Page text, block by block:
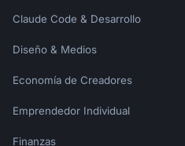
```
```typescript
  "update-context",
Claude Code & Desarrollo
Diseño & Medios
Economía de Creadores
Emprendedor Individual
Finanzas